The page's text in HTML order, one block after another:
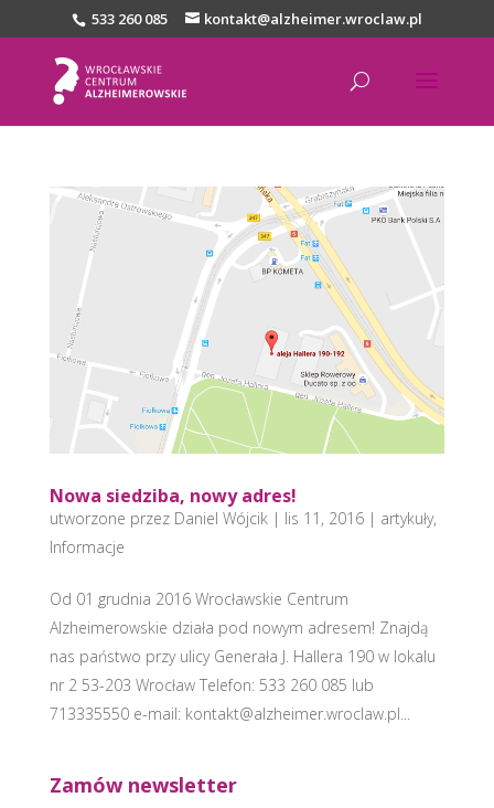
533 260 085 kontakt@alzheimer.wroclaw.pl
Nowa siedziba, nowy adres!
utworzone przez Daniel Wójcik| lis 11, 2016| artykuły,
Informacje
Od 01 grudnia 2016 Wrocławskie Centrum
Alzheimerowskie działa pod nowym adresem! Znajdą
nas państwo przy ulicy Generała J. Hallera 190 w lokalu
nr 2 53-203 Wrocław Telefon: 533 260 085 lub
713335550 e-mail: kontakt@alzheimer.wroclaw.pl...
Zamów newsletter